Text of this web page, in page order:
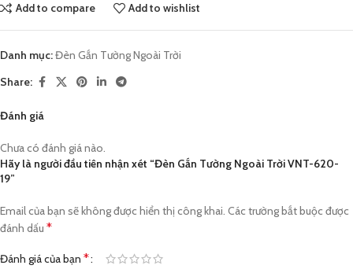
Add to compare Add to wishlist
Danh mục:Đèn Gắn Tường Ngoài Trời
Share:
Đánh giá
Chưa có đánh giá nào.
Hãy là người đầu tiên nhận xét “Đèn Gắn Tường Ngoài Trời VNT-620-
19”
Email của bạn sẽ không được hiển thị công khai. Các trường bắt buộc được
đánh dấu *
Đánh giá của bạn *